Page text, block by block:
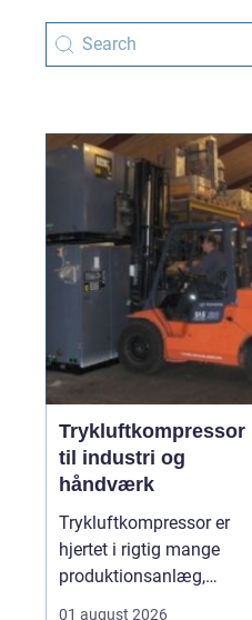
Trykluftkompressor
til industri og
håndværk
Trykluftkompressor er
hjertet i rigtig mange
produktionsanlæg,
01 august 2026